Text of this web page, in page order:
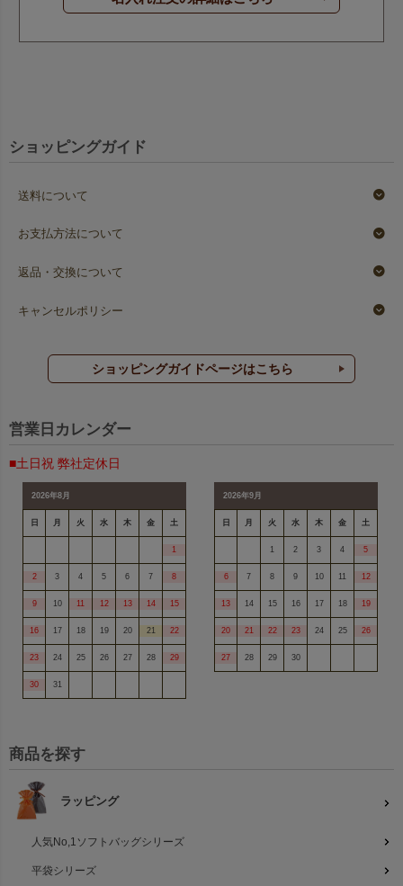
ショッピングガイド
送料について
お支払方法について
返品・交換について
キャンセルポリシー
ショッピングガイドページはこちら
営業日カレンダー
■土日祝 弊社定休日
2026年8月
日 月 火 水 木 金 土
1
2 3 4 5 6 7 8
9 10 11 12 13 14 15
16 17 18 19 20 21 22
23 24 25 26 27 28 29
30 31
2026年9月
日 月 火 水 木 金 土
1 2 3 4 5
6 7 8 9 10 11 12
13 14 15 16 17 18 19
20 21 22 23 24 25 26
27 28 29 30
商品を探す
ラッピング
人気No,1ソフトバッグシリーズ
平袋シリーズ